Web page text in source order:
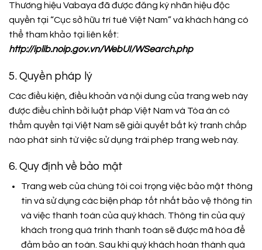
Thương hiệu Vabaya đã được đăng ký nhãn hiệu độc
quyền tại “Cục sở hữu trí tuê Việt Nam” và khách hàng có
thể tham khảo tại liên kết:
http://iplib.noip.gov.vn/WebUI/WSearch.php
5. Quyền pháp lý
Các điều kiện, điều khoản và nội dung của trang web này
được điều chỉnh bởi luật pháp Việt Nam và Tòa án có
thẩm quyền tại Việt Nam sẽ giải quyết bất kỳ tranh chấp
nào phát sinh từ việc sử dụng trái phép trang web này.
6. Quy định về bảo mật
Trang web của chúng tôi coi trọng việc bảo mật thông
tin và sử dụng các biện pháp tốt nhất bảo vệ thông tin
và việc thanh toán của quý khách. Thông tin của quý
khách trong quá trình thanh toán sẽ được mã hóa để
đảm bảo an toàn. Sau khi quý khách hoàn thành quá